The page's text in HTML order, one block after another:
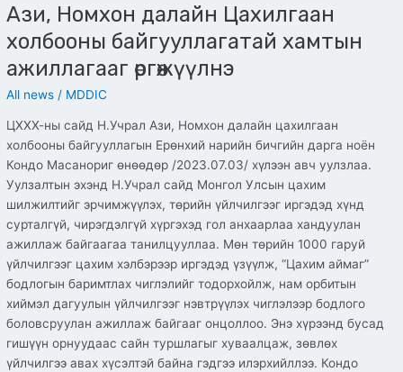
Ази, Номхон далайн Цахилгаан
холбооны байгууллагатай хамтын
ажиллагааг өргөжүүлнэ
All news / MDDIC
ЦХХХ-ны сайд Н.Учрал Ази, Номхон далайн цахилгаан
холбооны байгууллагын Ерөнхий нарийн бичгийн дарга ноён
Кондо Масанориг өнөөдөр /2023.07.03/ хүлээн авч уулзлаа.
Уулзалтын эхэнд Н.Учрал сайд Монгол Улсын цахим
шилжилтийг эрчимжүүлэх, төрийн үйлчилгээг иргэдэд хүнд
сурталгүй, чирэгдэлгүй хүргэхэд гол анхаарлаа хандуулан
ажиллаж байгаагаа танилцууллаа. Мөн төрийн 1000 гаруй
үйлчилгээг цахим хэлбэрээр иргэдэд үзүүлж, “Цахим аймаг”
бодлогын баримтлах чиглэлийг тодорхойлж, нам орбитын
хиймэл дагуулын үйлчилгээг нэвтрүүлэх чиглэлээр бодлого
боловсруулан ажиллаж байгааг онцоллоо. Энэ хүрээнд бусад
гишүүн орнуудаас сайн туршлагыг хуваалцаж, зөвлөх
үйлчилгээ авах хүсэлтэй байна гэдгээ илэрхийллээ. Кондо